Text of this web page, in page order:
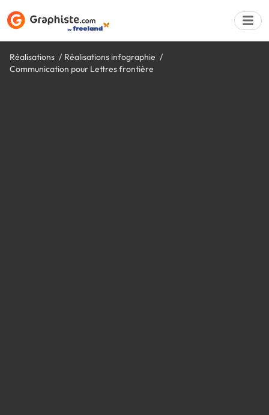
Réalisations
Réalisations infographie
Communication pour Lettres frontière